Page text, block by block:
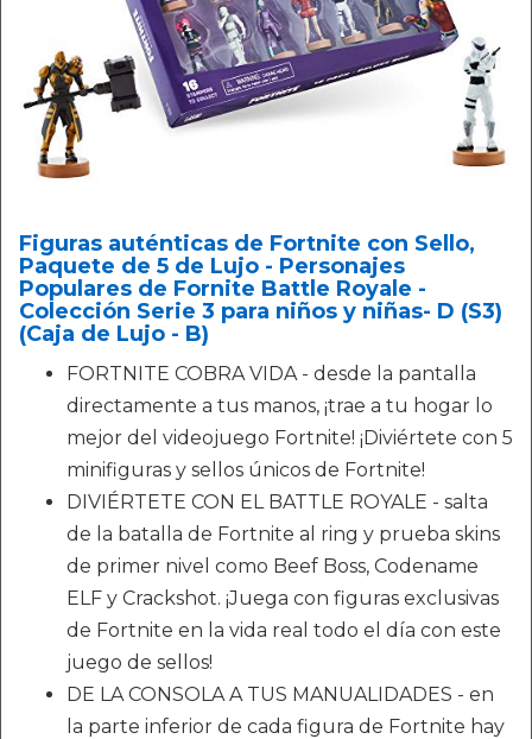
Figuras auténticas de Fortnite con Sello,
Paquete de 5 de Lujo - Personajes
Populares de Fornite Battle Royale -
Colección Serie 3 para niños y niñas- D (S3)
(Caja de Lujo - B)
FORTNITE COBRA VIDA - desde la pantalla
directamente a tus manos, ¡trae a tu hogar lo
mejor del videojuego Fortnite! ¡Diviértete con 5
minifiguras y sellos únicos de Fortnite!
DIVIÉRTETE CON EL BATTLE ROYALE - salta
de la batalla de Fortnite al ring y prueba skins
de primer nivel como Beef Boss, Codename
ELF y Crackshot. ¡Juega con figuras exclusivas
de Fortnite en la vida real todo el día con este
juego de sellos!
DE LA CONSOLA A TUS MANUALIDADES - en
la parte inferior de cada figura de Fortnite hay